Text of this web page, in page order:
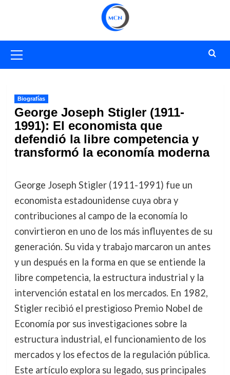
primario
Biografías
George Joseph Stigler (1911-
1991): El economista que
defendió la libre competencia y
transformó la economía moderna
George Joseph Stigler (1911-1991) fue un
economista estadounidense cuya obra y
contribuciones al campo de la economía lo
convirtieron en uno de los más influyentes de su
generación. Su vida y trabajo marcaron un antes
y un después en la forma en que se entiende la
libre competencia, la estructura industrial y la
intervención estatal en los mercados. En 1982,
Stigler recibió el prestigioso Premio Nobel de
Economía por sus investigaciones sobre la
estructura industrial, el funcionamiento de los
mercados y los efectos de la regulación pública.
Este artículo explora su legado, sus principales